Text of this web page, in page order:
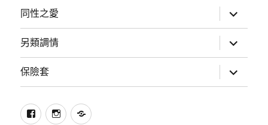
選
單
同性之愛
展
開
子
選
單
另類調情
展
開
子
選
單
保險套
展
開
子
FacebookInstagram
愛